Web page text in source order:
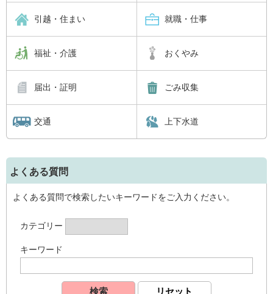
引越・住まい 就職・仕事
福祉・介護 おくやみ
届出・証明 ごみ収集
交通 上下水道
よくある質問
よくある質問で検索したいキーワードをご入力ください。
カテゴリー
キーワード